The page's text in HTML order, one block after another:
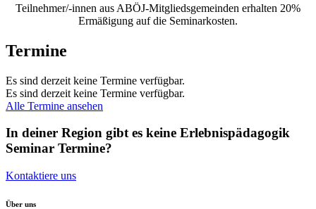
Teilnehmer/-innen aus ABÖJ-Mitgliedsgemeinden erhalten 20%
Ermäßigung auf die Seminarkosten.
Termine
Es sind derzeit keine Termine verfügbar.
Es sind derzeit keine Termine verfügbar.
Alle Termine ansehen
In deiner Region gibt es keine Erlebnispädagogik
Seminar Termine?
Kontaktiere uns
Über uns